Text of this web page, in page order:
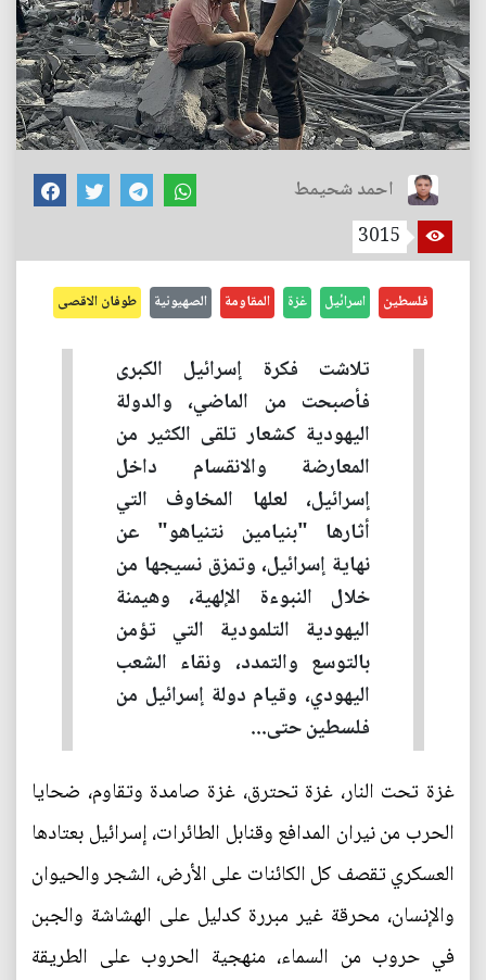
احمد شحيمط
3015
فلسطين اسرائيل غزة المقاومة الصهيونية طوفان الاقصى
تلاشت فكرة إسرائيل الكبرى
فأصبحت من الماضي، والدولة
اليهودية كشعار تلقى الكثير من
المعارضة والانقسام داخل
إسرائيل، لعلها المخاوف التي
أثارها "بنيامين نتنياهو" عن
نهاية إسرائيل، وتمزق نسيجها من
خلال النبوءة الإلهية، وهيمنة
اليهودية التلمودية التي تؤمن
بالتوسع والتمدد، ونقاء الشعب
اليهودي، وقيام دولة إسرائيل من
فلسطين حتى...
غزة تحت النار، غزة تحترق، غزة صامدة وتقاوم، ضحايا
الحرب من نيران المدافع وقنابل الطائرات، إسرائيل بعتادها
العسكري تقصف كل الكائنات على الأرض، الشجر والحيوان
والإنسان، محرقة غير مبررة كدليل على الهشاشة والجبن
في حروب من السماء، منهجية الحروب على الطريقة